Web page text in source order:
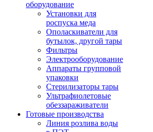
оборудование
Установки для
роспуска меда
Ополаскиватели для
бутылок, другой тары
Фильтры
Электрооборудование
Аппараты групповой
упаковки
Стерилизаторы тары
Ультрафиолетовые
обеззараживатели
Готовые производства
Линия розлива воды